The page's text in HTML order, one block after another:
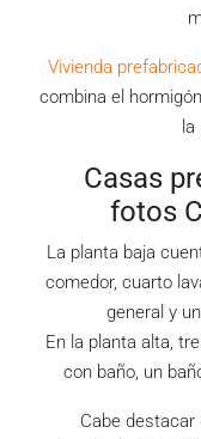
Vivienda
combina el
Casas
fotos
La planta baja
comedor, cuarto
general y
En la planta alta,
con baño, un
Cabe destacar